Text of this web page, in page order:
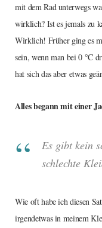
mit dem Rad unterwegs
wirklich? Ist es jemals zu
Wirklich! Früher ging es
sein, wenn man bei 0 °C
hat sich das aber etwas
Alles begann mit einer
Es gibt kein
schlechte
Wie oft habe ich diesen
irgendetwas in meinem